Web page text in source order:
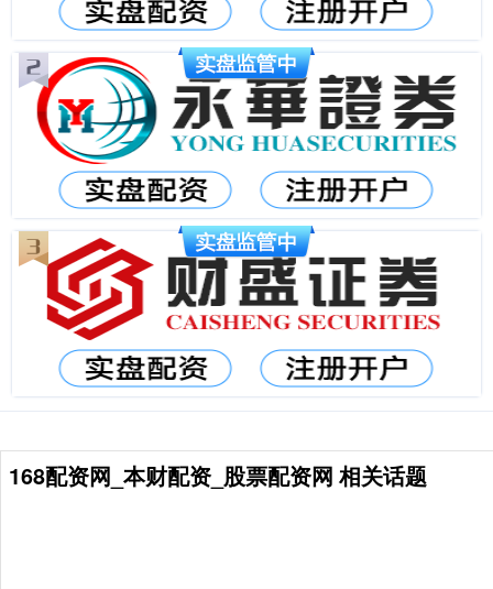
168配资网_本财配资_股票配资网 相关话题